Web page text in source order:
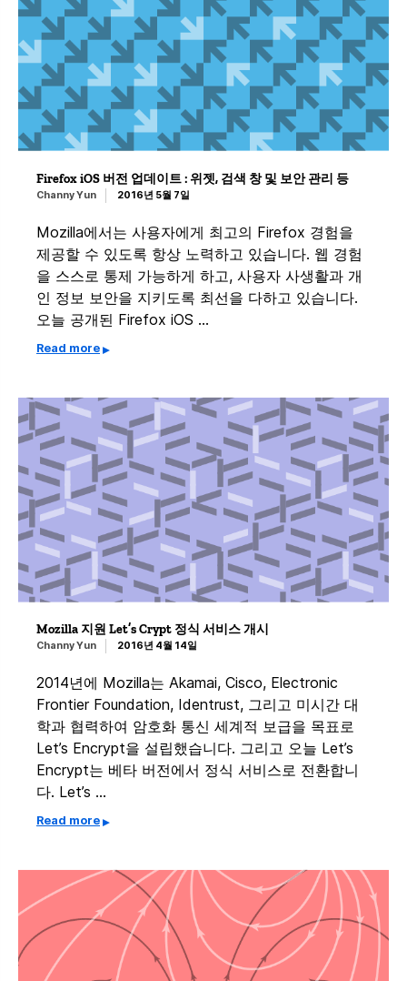
Firefox iOS 버전 업데이트 : 위젯, 검색 창 및 보안 관리 등
Channy Yun 2016년 5월 7일
Mozilla에서는 사용자에게 최고의 Firefox 경험을
제공할 수 있도록 항상 노력하고 있습니다. 웹 경험
을 스스로 통제 가능하게 하고, 사용자 사생활과 개
인 정보 보안을 지키도록 최선을 다하고 있습니다.
오늘 공개된 Firefox iOS …
Read more
Mozilla 지원 Let’s Crypt 정식 서비스 개시
Channy Yun 2016년 4월 14일
2014년에 Mozilla는 Akamai, Cisco, Electronic
Frontier Foundation, Identrust, 그리고 미시간 대
학과 협력하여 암호화 통신 세계적 보급을 목표로
Let’s Encrypt을 설립했습니다. 그리고 오늘 Let’s
Encrypt는 베타 버전에서 정식 서비스로 전환합니
다. Let’s …
Read more